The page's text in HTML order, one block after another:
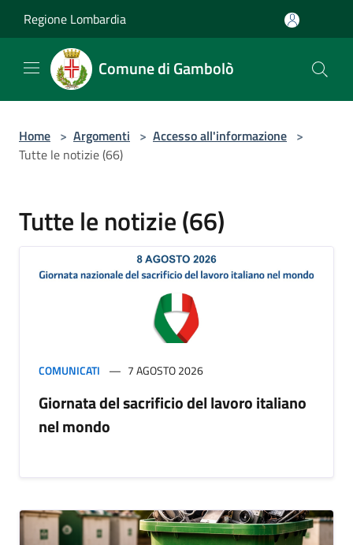
Regione Lombardia
Comune di Gambolò
Home > Argomenti > Accesso all'informazione >
Tutte le notizie (66)
Tutte le notizie (66)
COMUNICATI 7 AGOSTO 2026
Giornata del sacrificio del lavoro italiano
nel mondo